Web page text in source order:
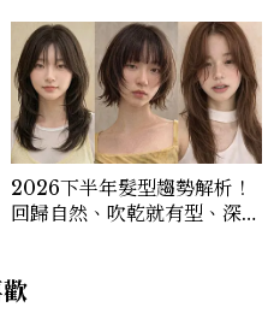
2026下半年髮型趨勢解析！
回歸自然、吹乾就有型、深髮